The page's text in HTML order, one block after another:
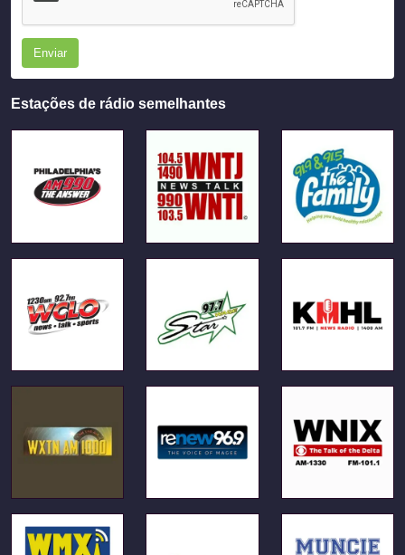
Enviar
Estações de rádio semelhantes